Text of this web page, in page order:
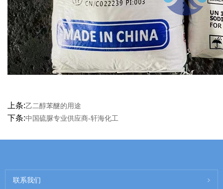
上条:乙二醇苯醚的用途
下条:中国硫脲专业供应商-轩海化工
联系我们